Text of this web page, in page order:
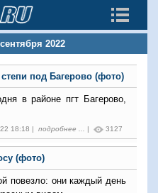
2022
под Багерово (фото)
в районе пгт Багерово,
18:18 | подробнее ... | 3127
(фото)
повезло: они каждый день